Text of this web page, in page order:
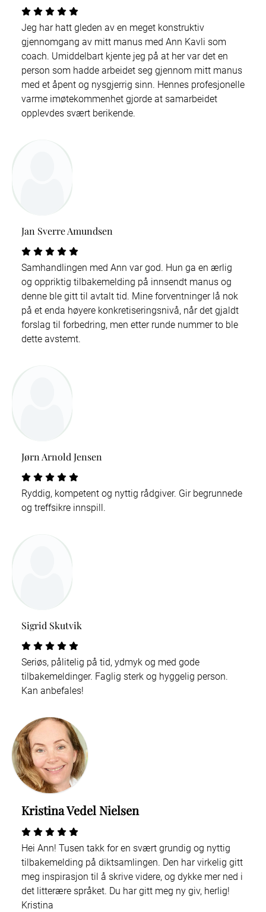
Jeg har hatt gleden av en meget konstruktiv
gjennomgang av mitt manus med Ann Kavli som
coach. Umiddelbart kjente jeg på at her var det en
person som hadde arbeidet seg gjennom mitt manus
med et åpent og nysgjerrig sinn. Hennes profesjonelle
varme imøtekommenhet gjorde at samarbeidet
opplevdes svært berikende.
Jan Sverre Amundsen
Samhandlingen med Ann var god. Hun ga en ærlig
og oppriktig tilbakemelding på innsendt manus og
denne ble gitt til avtalt tid. Mine forventninger lå nok
på et enda høyere konkretiseringsnivå, når det gjaldt
forslag til forbedring, men etter runde nummer to ble
dette avstemt.
Jørn Arnold Jensen
Ryddig, kompetent og nyttig rådgiver. Gir begrunnede
og treffsikre innspill.
Sigrid Skutvik
Seriøs, pålitelig på tid, ydmyk og med gode
tilbakemeldinger. Faglig sterk og hyggelig person.
Kan anbefales!
Kristina Vedel Nielsen
Hei Ann! Tusen takk for en svært grundig og nyttig
tilbakemelding på diktsamlingen. Den har virkelig gitt
meg inspirasjon til å skrive videre, og dykke mer ned i
det litterære språket. Du har gitt meg ny giv, herlig!
Kristina